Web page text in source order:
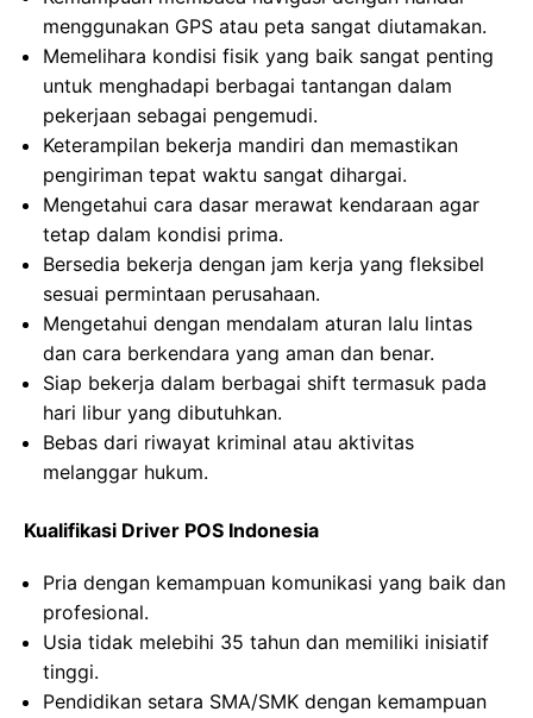
menggunakan GPS atau peta sangat diutamakan.
Memelihara kondisi fisik yang baik sangat penting
untuk menghadapi berbagai tantangan dalam
pekerjaan sebagai pengemudi.
Keterampilan bekerja mandiri dan memastikan
pengiriman tepat waktu sangat dihargai.
Mengetahui cara dasar merawat kendaraan agar
tetap dalam kondisi prima.
Bersedia bekerja dengan jam kerja yang fleksibel
sesuai permintaan perusahaan.
Mengetahui dengan mendalam aturan lalu lintas
dan cara berkendara yang aman dan benar.
Siap bekerja dalam berbagai shift termasuk pada
hari libur yang dibutuhkan.
Bebas dari riwayat kriminal atau aktivitas
melanggar hukum.
Kualifikasi Driver POS Indonesia
Pria dengan kemampuan komunikasi yang baik dan
profesional.
Usia tidak melebihi 35 tahun dan memiliki inisiatif
tinggi.
Pendidikan setara SMA/SMK dengan kemampuan